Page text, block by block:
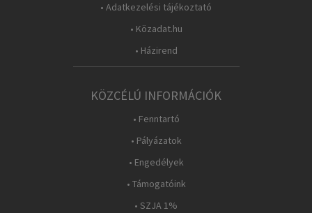
• Adatkezelési tájékoztató
• Közadat.hu
• Házirend
KÖZCÉLÚ INFORMÁCIÓK
• Fenntartó
• Pályázatok
• Engedélyek
• Támogatóink
• SZJA 1%